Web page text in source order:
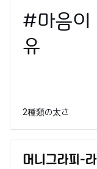
2種類の太さ